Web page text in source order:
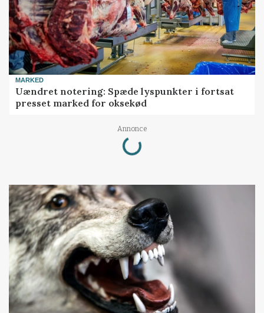
MARKED
Uændret notering: Spæde lyspunkter i fortsat
presset marked for oksekød
Annonce
Loading...